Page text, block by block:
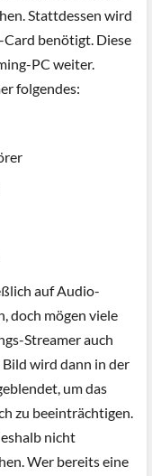
Stattdessen wird
benötigt. Diese
PC weiter.
folgendes:
auf Audio-
doch mögen viele
Streamer auch
wird dann in der
um das
zu beeinträchtigen.
nicht
Wer bereits eine